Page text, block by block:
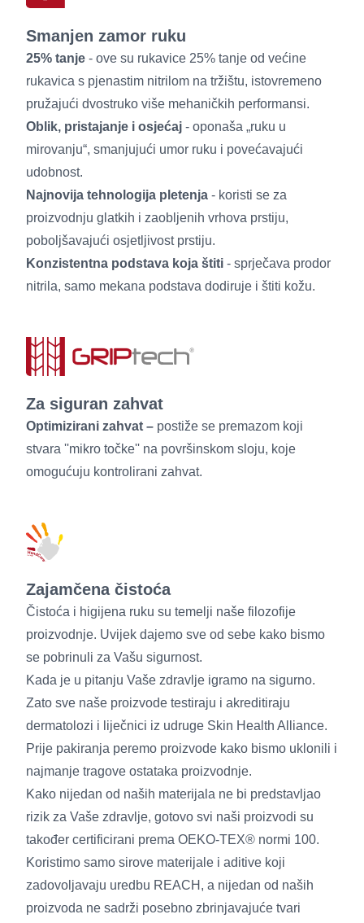
Smanjen zamor ruku
25% tanje - ove su rukavice 25% tanje od većine
rukavica s pjenastim nitrilom na tržištu, istovremeno
pružajući dvostruko više mehaničkih performansi.
Oblik, pristajanje i osjećaj - oponaša „ruku u
mirovanju“, smanjujući umor ruku i povećavajući
udobnost.
Najnovija tehnologija pletenja - koristi se za
proizvodnju glatkih i zaobljenih vrhova prstiju,
poboljšavajući osjetljivost prstiju.
Konzistentna podstava koja štiti - sprječava prodor
nitrila, samo mekana podstava dodiruje i štiti kožu.
Za siguran zahvat
Optimizirani zahvat – postiže se premazom koji
stvara ''mikro točke'' na površinskom sloju, koje
omogućuju kontrolirani zahvat.
Zajamčena čistoća
Čistoća i higijena ruku su temelji naše filozofije
proizvodnje. Uvijek dajemo sve od sebe kako bismo
se pobrinuli za Vašu sigurnost.
Kada je u pitanju Vaše zdravlje igramo na sigurno.
Zato sve naše proizvode testiraju i akreditiraju
dermatolozi i liječnici iz udruge Skin Health Alliance.
Prije pakiranja peremo proizvode kako bismo uklonili i
najmanje tragove ostataka proizvodnje.
Kako nijedan od naših materijala ne bi predstavljao
rizik za Vaše zdravlje, gotovo svi naši proizvodi su
također certificirani prema OEKO-TEX® normi 100.
Koristimo samo sirove materijale i aditive koji
zadovoljavaju uredbu REACH, a nijedan od naših
proizvoda ne sadrži posebno zbrinjavajuće tvari